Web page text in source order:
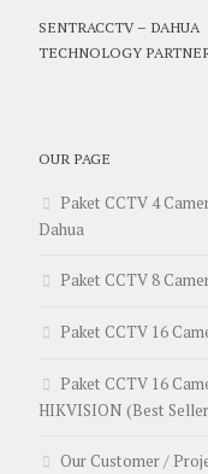
SENTRACCTV – DAHUA
TECHNOLOGY
OUR PAGE
Paket CCTV 4
Dahua
Paket CCTV 8
Paket CCTV 16
Paket CCTV 16
HIKVISION (Best
Our Customer /